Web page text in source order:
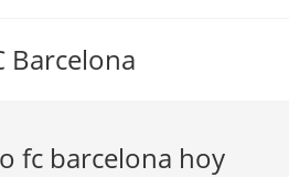
Barcelona
fc barcelona hoy